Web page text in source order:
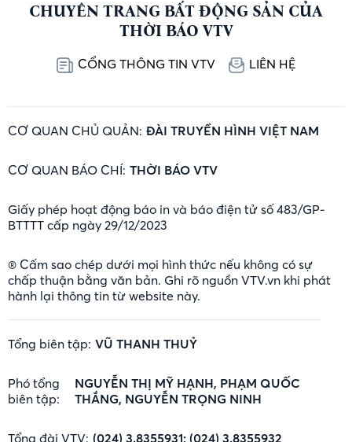
CHUYÊN TRANG BẤT ĐỘNG SẢN CỦA
THỜI BÁO VTV
CỔNG THÔNG TIN VTV LIÊN HỆ
CƠ QUAN CHỦ QUẢN: ĐÀI TRUYỀN HÌNH VIỆT NAM
CƠ QUAN BÁO CHÍ: THỜI BÁO VTV
Giấy phép hoạt động báo in và báo điện tử số 483/GP-
BTTTT cấp ngày 29/12/2023
® Cấm sao chép dưới mọi hình thức nếu không có sự
chấp thuận bằng văn bản. Ghi rõ nguồn VTV.vn khi phát
hành lại thông tin từ website này.
Tổng biên tập: VŨ THANH THUỶ
Phó tổng
biên tập:
NGUYỄN THỊ MỸ HẠNH, PHẠM QUỐC
THẮNG, NGUYỄN TRỌNG NINH
Tổng đài VTV: (024) 3.8355931; (024) 3.8355932